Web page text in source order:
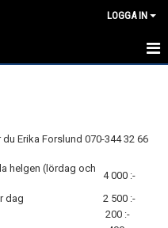
LOGGA IN
Erika Forslund 070-344 32 66
helgen (lördag och
4 000 :-
dag
2 500 :-
200 :-